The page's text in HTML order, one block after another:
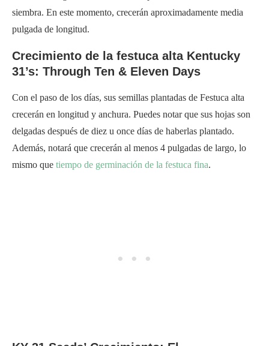
siembra. En este momento, crecerán aproximadamente media
pulgada de longitud.
Crecimiento de la festuca alta Kentucky
31’s: Through Ten & Eleven Days
Con el paso de los días, sus semillas plantadas de Festuca alta
crecerán en longitud y anchura. Puedes notar que sus hojas son
delgadas después de diez u once días de haberlas plantado.
Además, notará que crecerán al menos 4 pulgadas de largo, lo
mismo que tiempo de germinación de la festuca fina.